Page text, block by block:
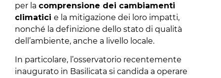
per la comprensione dei cambiamenti
climatici e la mitigazione dei loro impatti,
nonché la definizione dello stato di qualità
dell’ambiente, anche a livello locale.
In particolare, l’osservatorio recentemente
inaugurato in Basilicata si candida a operare